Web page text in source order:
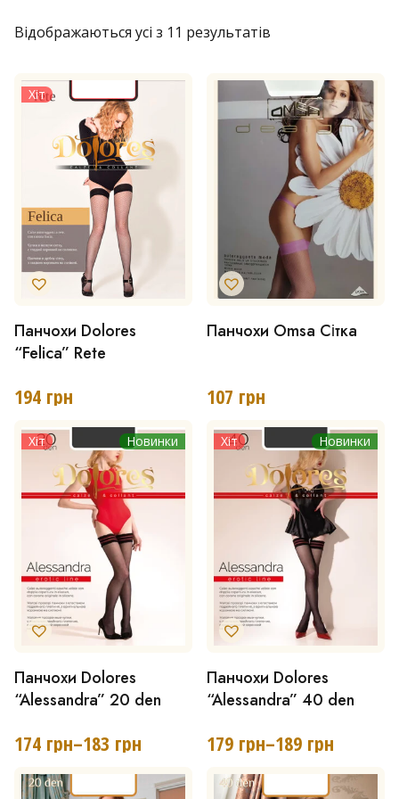
Відображаються усі з 11 результатів
Хіт
Панчохи Dolores
“Felica” Rete
194 грн
Цей
товар
має
варіантів.
Параметри
можна
на
сторінці
товару
Панчохи Omsa Сітка
107 грн
Цей
має
варіантів.
Параметри
можна
на
сторінці
товару
Хіт Новинки
Панчохи Dolores
“Alessandra” 20 den
174 грн–183 грн
Діапазон
цін:
від
Цей
товар
має
варіантів.
Хіт Новинки
Панчохи Dolores
“Alessandra” 40 den
179 грн–189 грн
Діапазон
цін:
від
Цей
товар
має
варіантів.